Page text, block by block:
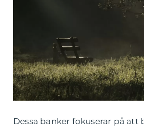
Dessa banker fokuserar på att